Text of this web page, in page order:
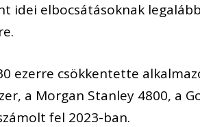
idei elbocsátásoknak
ezerre csökkentette
a Morgan Stanley 4800, a
fel 2023-ban.